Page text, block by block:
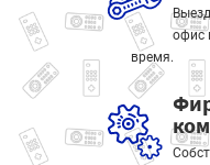
офис
время.